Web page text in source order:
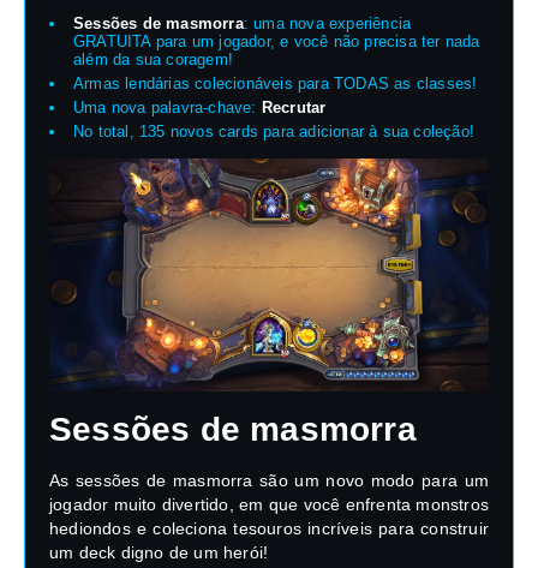
Sessões de masmorra: uma nova experiência
GRATUITA para um jogador, e você não precisa ter nada
além da sua coragem!
Armas lendárias colecionáveis para TODAS as classes!
Uma nova palavra-chave: Recrutar
No total, 135 novos cards para adicionar à sua coleção!
Sessões de masmorra
As sessões de masmorra são um novo modo para um
jogador muito divertido, em que você enfrenta monstros
hediondos e coleciona tesouros incríveis para construir
um deck digno de um herói!